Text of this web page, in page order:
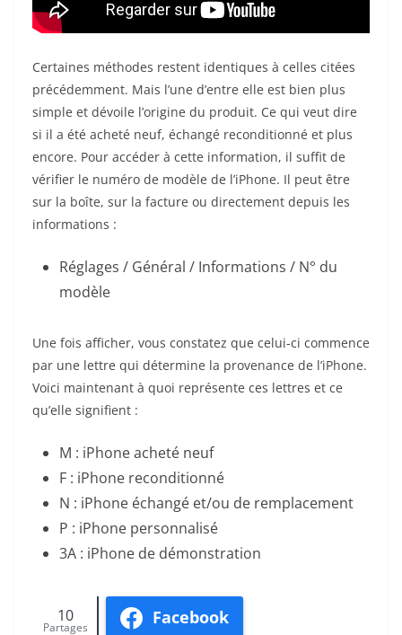
Certaines méthodes restent identiques à celles citées
précédemment. Mais l’une d’entre elle est bien plus
simple et dévoile l’origine du produit. Ce qui veut dire
si il a été acheté neuf, échangé reconditionné et plus
encore. Pour accéder à cette information, il suffit de
vérifier le numéro de modèle de l’iPhone. Il peut être
sur la boîte, sur la facture ou directement depuis les
informations :
Réglages / Général / Informations / N° du
modèle
Une fois afficher, vous constatez que celui-ci commence
par une lettre qui détermine la provenance de l’iPhone.
Voici maintenant à quoi représente ces lettres et ce
qu’elle signifient :
M : iPhone acheté neuf
F : iPhone reconditionné
N : iPhone échangé et/ou de remplacement
P : iPhone personnalisé
3A : iPhone de démonstration
Facebook
Partages
10